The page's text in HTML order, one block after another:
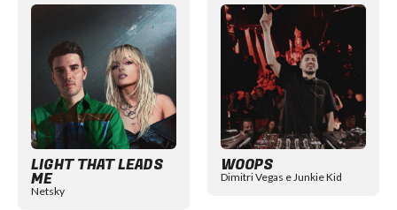
LIGHT THAT LEADS
ME
Netsky
WOOPS
Dimitri Vegas e Junkie Kid